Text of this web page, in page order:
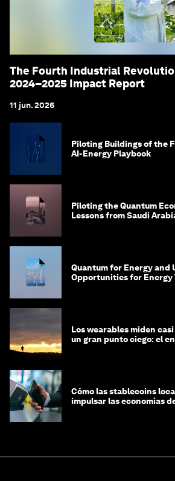
The Fourth Industrial
2024–2025 Impact Report
11 jun. 2026
Piloting Buildings of the
AI-Energy Playbook
Piloting the Quantum
Lessons from Saudi
Quantum for Energy and
Opportunities for Energy
Los wearables miden
un gran punto ciego: el
Cómo las stablecoins
impulsar las economías